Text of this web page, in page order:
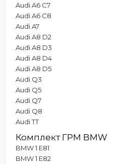
Audi A6 C7
Audi A6 C8
Audi A7
Audi A8 D2
Audi A8 D3
Audi A8 D4
Audi A8 D5
Audi Q3
Audi Q5
Audi Q7
Audi Q8
Audi TT
Комплект ГРМ BMW
BMW 1 E81
BMW 1 E82